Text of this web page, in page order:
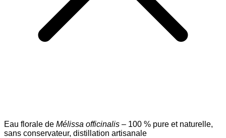
Eau florale de Mélissa officinalis – 100 % pure et naturelle,
sans conservateur, distillation artisanale